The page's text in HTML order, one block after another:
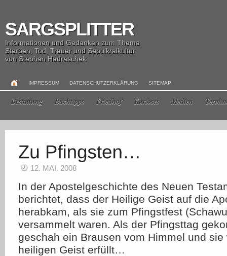
SARGSPLITTER
Informationen und Gedanken zum Thema
Sterben, Tod, Trauer und Sepulkralkultur
von Stephan Hadraschek
IMPRESSUM DATENSCHUTZERKLÄRUNG SITEMAP
Bestattung Buchtipps Friedhof Kurioses Medien
12. MAI. 2008
In der Apostelgeschichte des Neuen
berichtet, dass der Heilige Geist auf die
herabkam, als sie zum Pfingstfest
versammelt waren. Als der Pfingsttag
geschah ein Brausen vom Himmel und
heiligen Geist erfüllt…